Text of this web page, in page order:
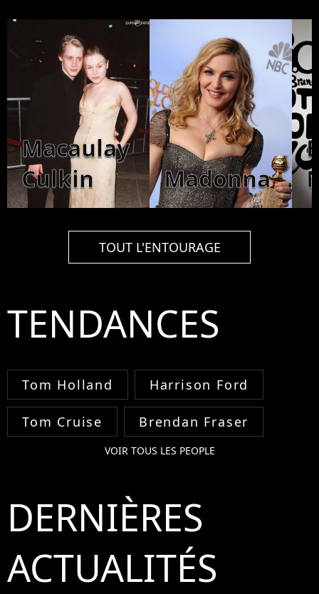
Macaulay
Culkin
Madonna
TOUT L'ENTOURAGE
TENDANCES
Tom Holland Harrison Ford
Tom Cruise Brendan Fraser
VOIR TOUS LES PEOPLE
DERNIÈRES
ACTUALITÉS